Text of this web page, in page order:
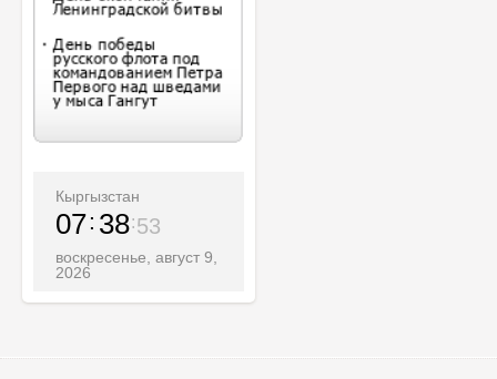
Кыргызстан
07 38 55
воскресенье, август 9,
2026